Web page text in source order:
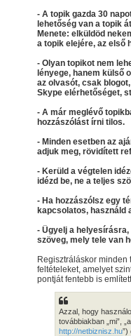
- A topik gazda 30
lehetőség van a topik
Menete: elküldöd
a topik elejére, az első
- Olyan topikot nem
lényege, hanem külső
az olvasót, csak
Skype elérhetőséget,
- A már meglévő
hozzászólást írni tilos.
- Minden esetben az
adjuk meg, rövidített
- Kerüld a végtelen
idézd be, ne a teljes
- Ha hozzászólsz egy
kapcsolatos, használd
- Ügyelj a helyesírásra,
szöveg, mely tele van
Regisztráláskor minden
feltételeket, amelyet
pontját fentebb is
Azzal, hogy
továbbiakban „mi”,
http://netbiznisz.hu”)